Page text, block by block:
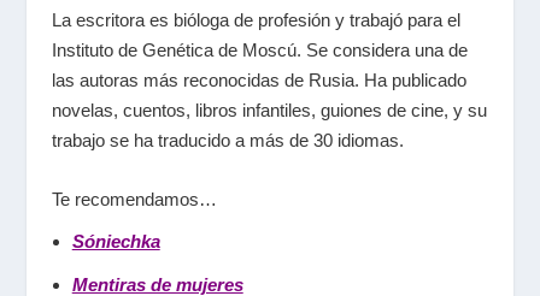
La escritora es bióloga de profesión y trabajó para el
Instituto de Genética de Moscú. Se considera una de
las autoras más reconocidas de Rusia. Ha publicado
novelas, cuentos, libros infantiles, guiones de cine, y su
trabajo se ha traducido a más de 30 idiomas.
Te recomendamos…
Sóniechka
Mentiras de mujeres